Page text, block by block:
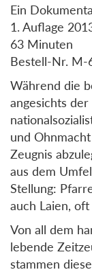
Ein
1. Auflage
63 Minuten
Bestell-Nr. M-
Während die
angesichts
und
Zeugnis
aus dem
Stellung:
auch Laien,
Von all dem
lebende
stammen